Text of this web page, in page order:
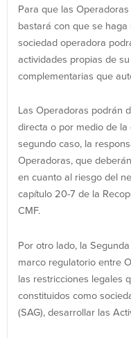
Para que las
bastará con que se
sociedad operadora
actividades propias de
complementarias que
Las Operadoras podrán
directa o por medio de
segundo caso, la
Operadoras, que
en cuanto al riesgo del
capítulo 20-7 de la
CMF.
Por otro lado, la
marco regulatorio entre
las restricciones legales
constituidos como
(SAG), desarrollar las